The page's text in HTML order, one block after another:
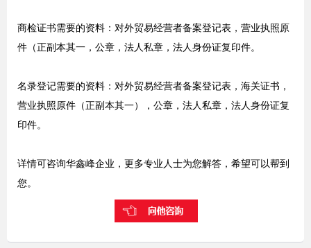
商检证书需要的资料：对外贸易经营者备案登记表，营业执照原
件（正副本其一，公章，法人私章，法人身份证复印件。
名录登记需要的资料：对外贸易经营者备案登记表，海关证书，
营业执照原件（正副本其一），公章，法人私章，法人身份证复
印件。
详情可咨询华鑫峰企业，更多专业人士为您解答，希望可以帮到
您。